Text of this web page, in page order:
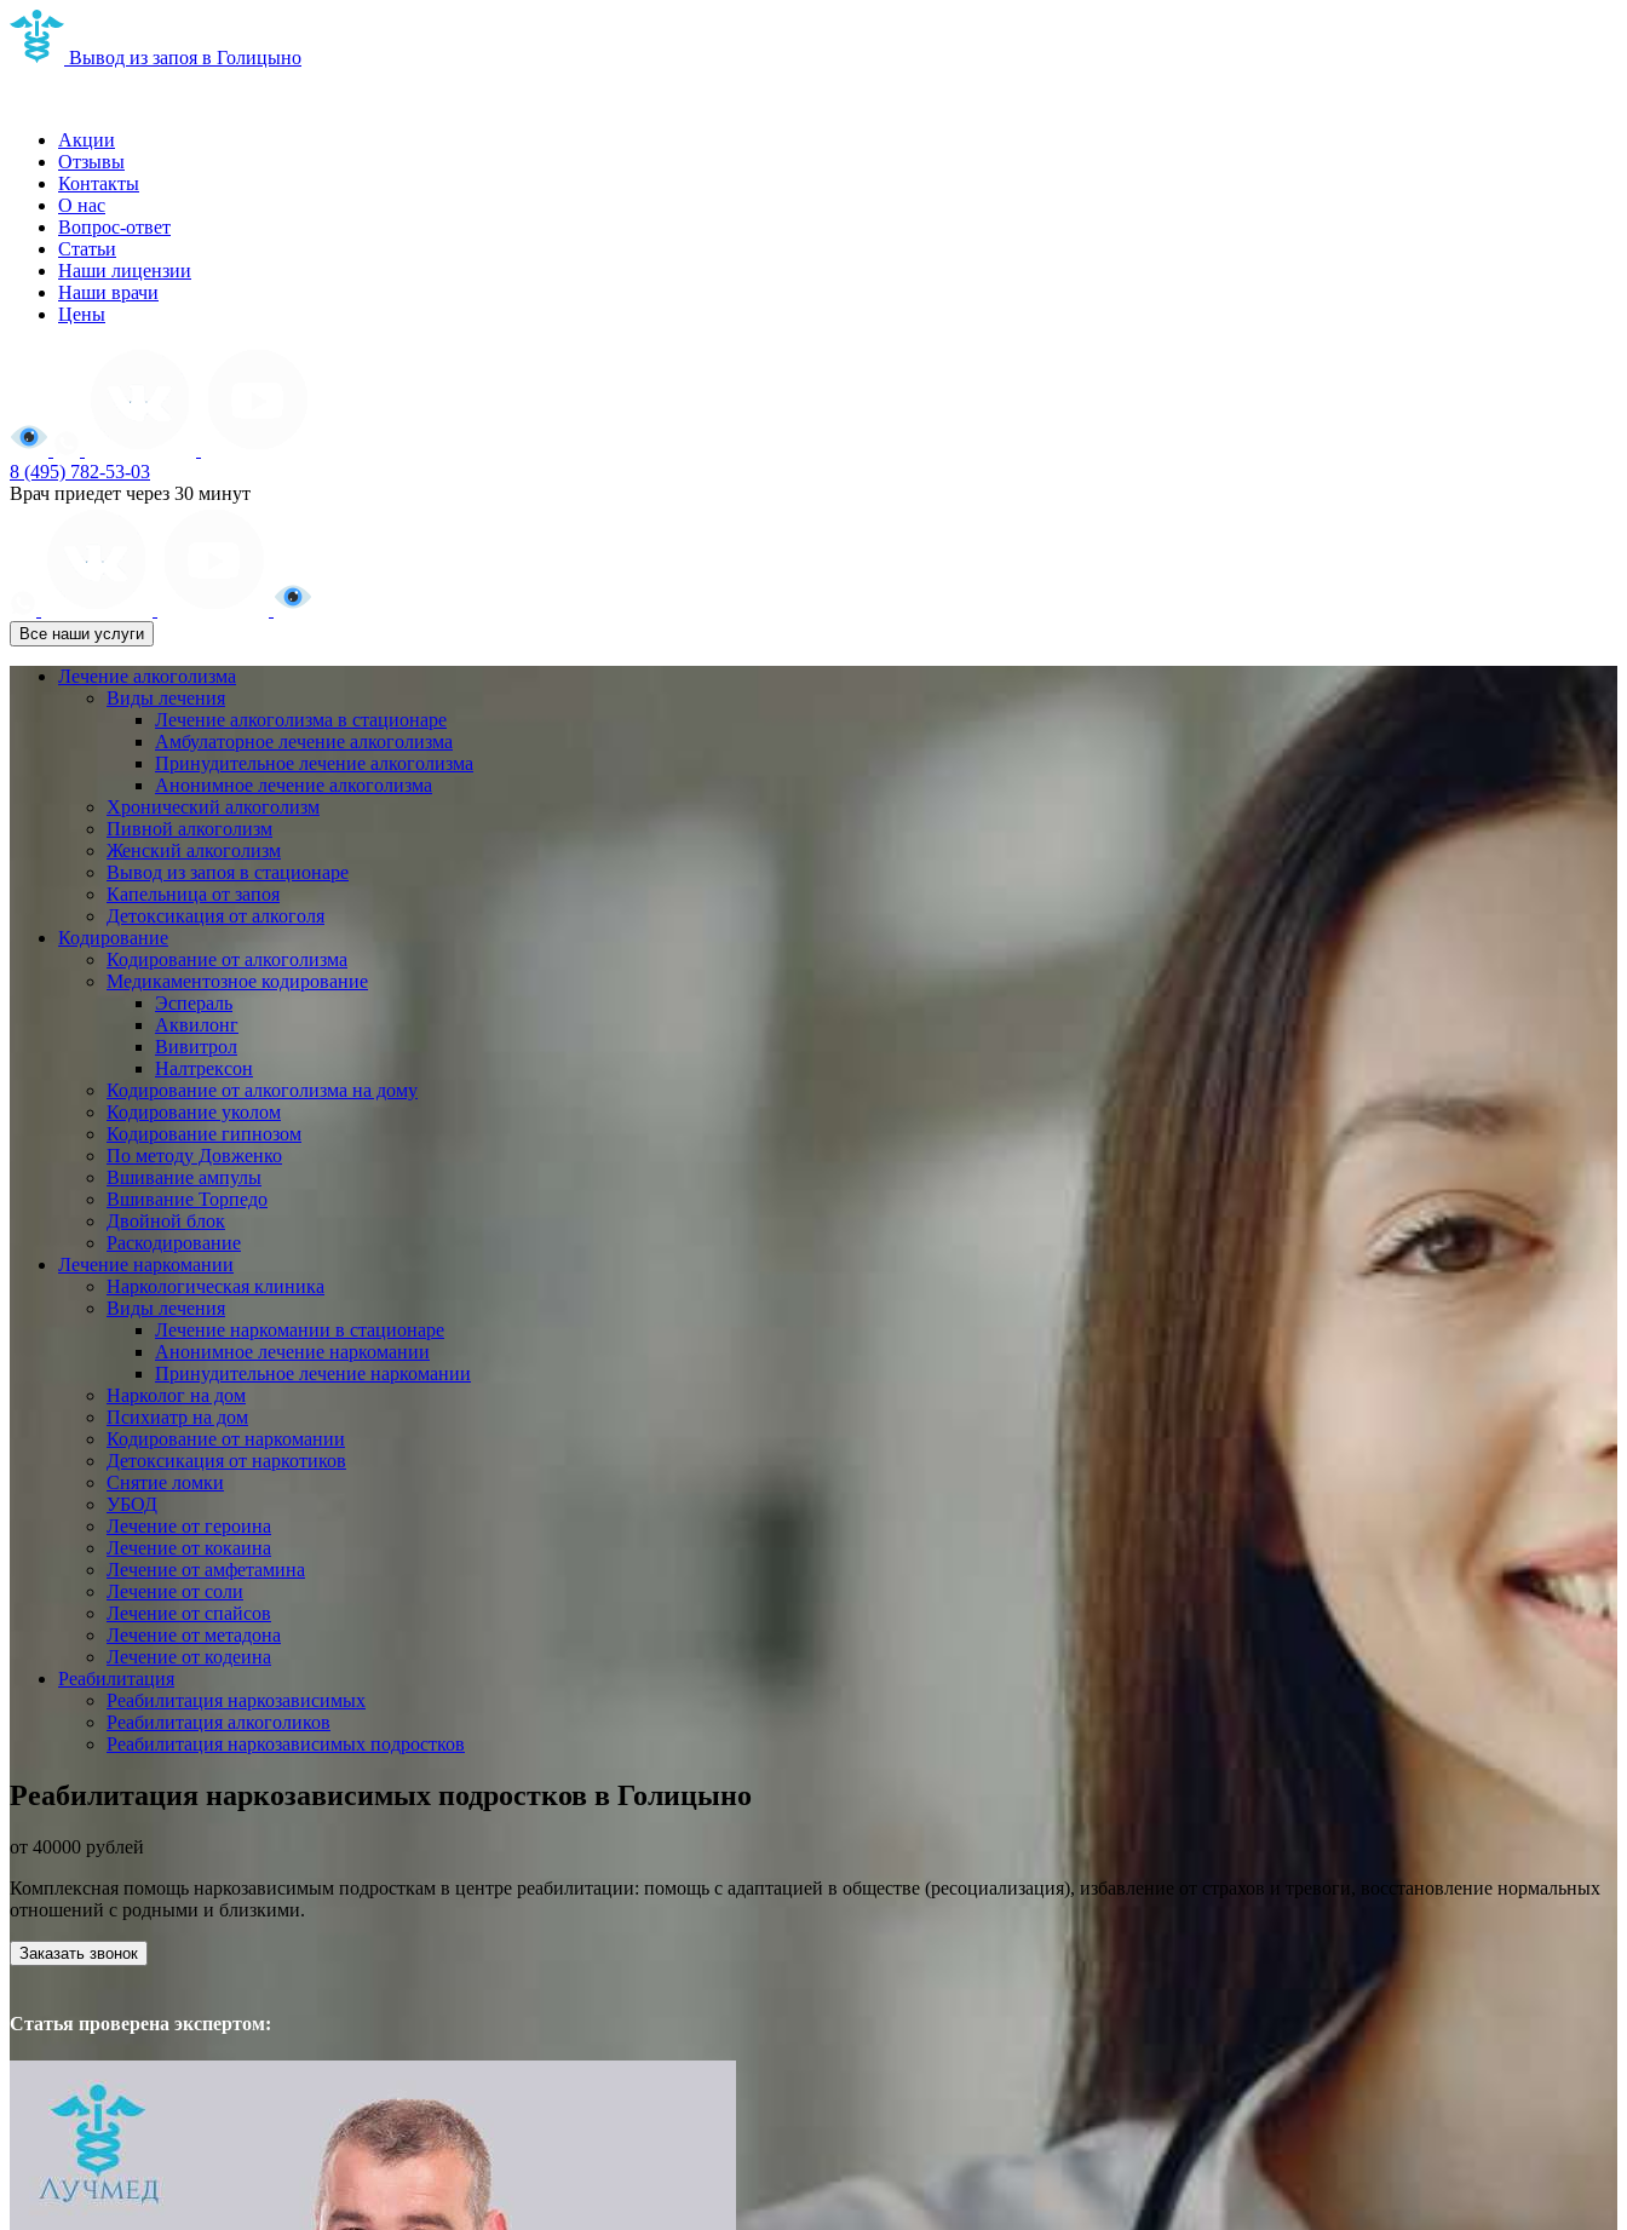
Вывод из запоя в Голицыно
Акции
Отзывы
Контакты
О нас
Вопрос-ответ
Статьи
Наши лицензии
Наши врачи
Цены
8 (495) 782-53-03
Врач приедет через 30 минут
Все наши услуги
Лечение алкоголизма
Виды лечения
Лечение алкоголизма в стационаре
Амбулаторное лечение алкоголизма
Принудительное лечение алкоголизма
Анонимное лечение алкоголизма
Хронический алкоголизм
Пивной алкоголизм
Женский алкоголизм
Вывод из запоя в стационаре
Капельница от запоя
Детоксикация от алкоголя
Кодирование
Кодирование от алкоголизма
Медикаментозное кодирование
Эспераль
Аквилонг
Вивитрол
Налтрексон
Кодирование от алкоголизма на дому
Кодирование уколом
Кодирование гипнозом
По методу Довженко
Вшивание ампулы
Вшивание Торпедо
Двойной блок
Раскодирование
Лечение наркомании
Наркологическая клиника
Виды лечения
Лечение наркомании в стационаре
Анонимное лечение наркомании
Принудительное лечение наркомании
Нарколог на дом
Психиатр на дом
Кодирование от наркомании
Детоксикация от наркотиков
Снятие ломки
УБОД
Лечение от героина
Лечение от кокаина
Лечение от амфетамина
Лечение от соли
Лечение от спайсов
Лечение от метадона
Лечение от кодеина
Реабилитация
Реабилитация наркозависимых
Реабилитация алкоголиков
Реабилитация наркозависимых подростков
Реабилитация наркозависимых подростков в Голицыно
от 40000 рублей
Комплексная помощь наркозависимым подросткам в центре реабилитации: помощь с адаптацией в обществе (ресоциализация), избавление от страхов и тревоги, восстановление нормальных
отношений с родными и близкими.
Заказать звонок
Статья проверена экспертом: